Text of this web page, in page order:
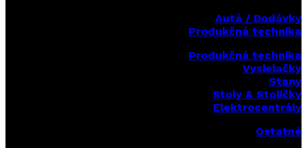
Autá / Dodávky
Produkčná technika
Produkčná technika
Vysielačky
Stany
Stoly & Stoličky
Elektrocentrály
Ostatné